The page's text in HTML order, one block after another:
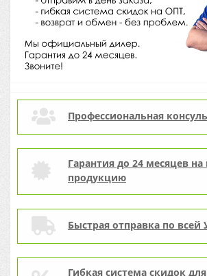
Профессиональная
Гарантия до 24 месяцев на
продукцию
Быстрая отправка по всей
Гибкая система скидок